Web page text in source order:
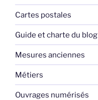
Cartes postales
Guide et charte du blog
Mesures anciennes
Métiers
Ouvrages numérisés